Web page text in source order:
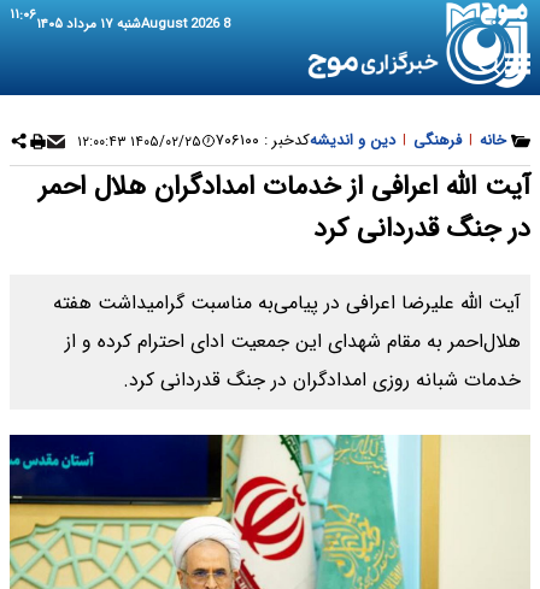
8 August 2026 شنبه ۱۷ مرداد ۱۴۰۵ ۱۱:۰۶
خانه | فرهنگی | دین و اندیشهکدخبر : ۷۰۶۱۰۰ ۱۴۰۵/۰۲/۲۵ ۱۲:۰۰:۴۳
آیت الله اعرافی از خدمات امدادگران هلال احمر
در جنگ قدردانی کرد
آیت الله علیرضا اعرافی در پیامی‌به مناسبت گرامیداشت هفته
هلال‌احمر به مقام شهدای این جمعیت ادای احترام کرده و از
خدمات شبانه روزی امدادگران در جنگ قدردانی کرد.